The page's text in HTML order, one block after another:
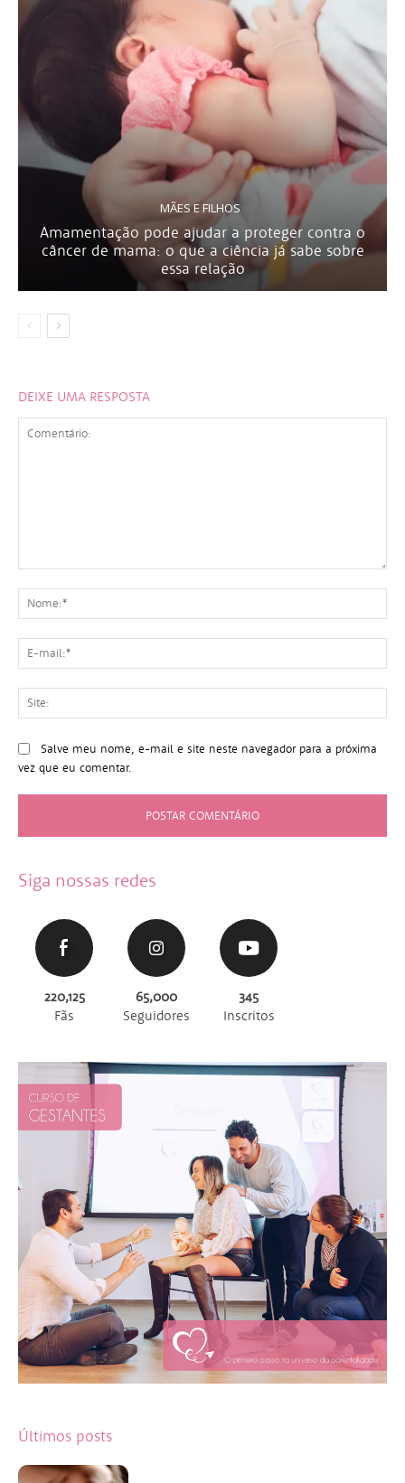
MÃES E FILHOS
Amamentação pode ajudar a proteger contra o
câncer de mama: o que a ciência já sabe sobre
essa relação
DEIXE UMA RESPOSTA
Salve meu nome, e-mail e site neste navegador para a próxima
vez que eu comentar.
Siga nossas redes
220,125
Fãs
65,000
Seguidores
345
Inscritos
Últimos posts